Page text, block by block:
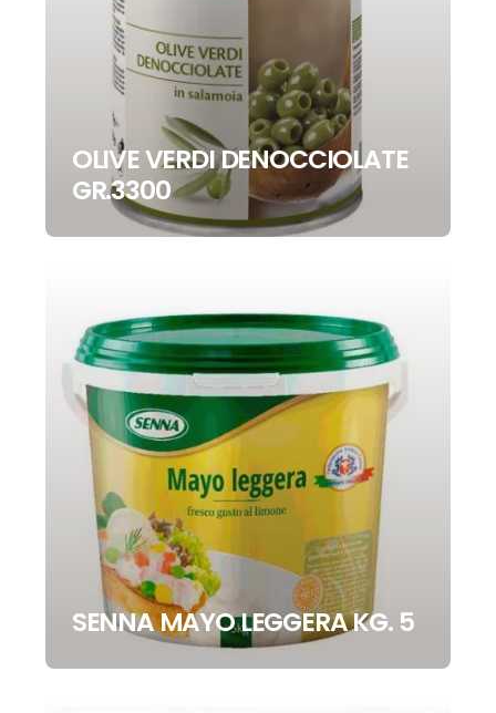
OLIVE VERDI DENOCCIOLATE
GR.3300
SENNA MAYO LEGGERA KG. 5